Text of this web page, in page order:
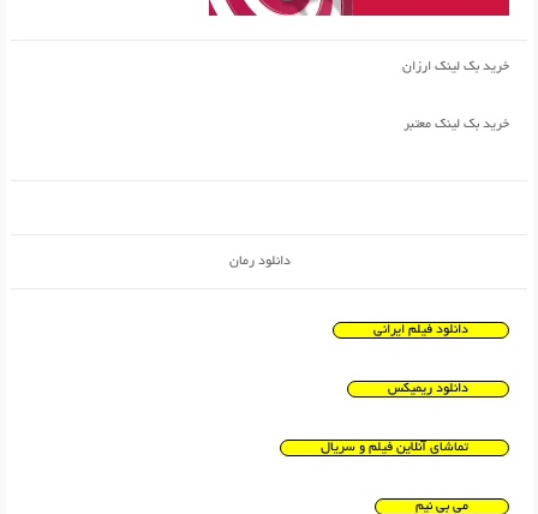
خرید بک لینک ارزان
خرید بک لینک معتبر
دانلود رمان
دانلود فیلم ایرانی
دانلود ریمیکس
تماشای آنلاین فیلم و سریال
می بی نیم